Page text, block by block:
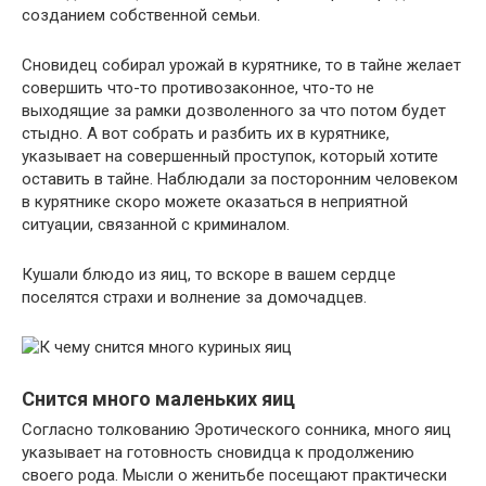
созданием собственной семьи.
Сновидец собирал урожай в курятнике, то в тайне желает
совершить что-то противозаконное, что-то не
выходящие за рамки дозволенного за что потом будет
стыдно. А вот собрать и разбить их в курятнике,
указывает на совершенный проступок, который хотите
оставить в тайне. Наблюдали за посторонним человеком
в курятнике скоро можете оказаться в неприятной
ситуации, связанной с криминалом.
Кушали блюдо из яиц, то вскоре в вашем сердце
поселятся страхи и волнение за домочадцев.
Снится много маленьких яиц
Согласно толкованию Эротического сонника, много яиц
указывает на готовность сновидца к продолжению
своего рода. Мысли о женитьбе посещают практически